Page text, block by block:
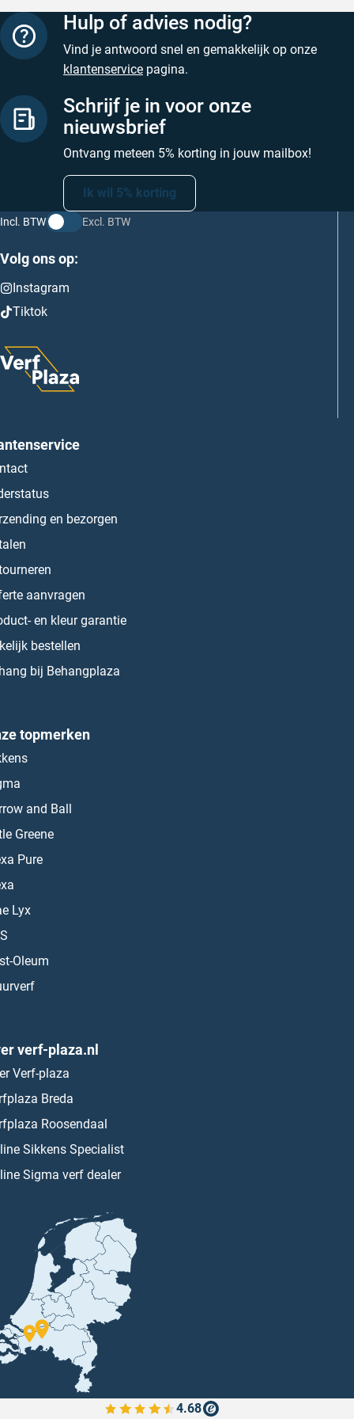
Hulp of advies nodig?
Vind je antwoord snel en gemakkelijk op onze
klantenservice pagina.
Schrijf je in voor onze
nieuwsbrief
Ontvang meteen 5% korting in jouw mailbox!
Ik wil 5% korting
Incl. BTW Excl. BTW
Volg ons op:
Instagram
Tiktok
en bezorgen
aanvragen
en kleur garantie
bestellen
bij Behangplaza
topmerken
and Ball
Greene
Pure
Lyx
Oleum
verf-plaza.nl
Verf-plaza
Breda
Roosendaal
Sikkens Specialist
Sigma verf dealer
4.68